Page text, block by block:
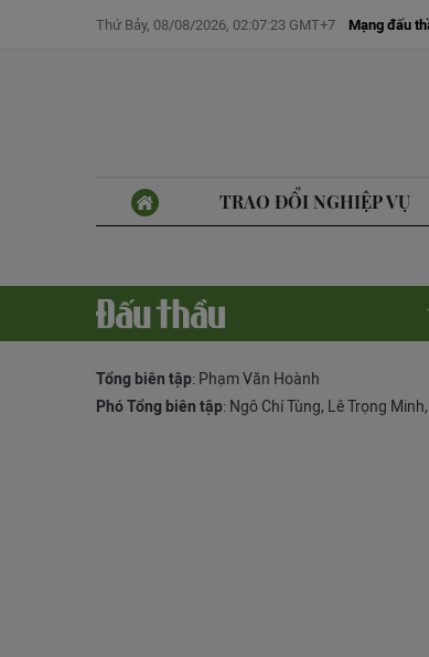
Thứ Bảy, 08/08/2026, 02:07:23 GMT+7 Mạng đấu
TRAO ĐỔI NGHIỆP VỤ
Tổng biên tập: Phạm Văn Hoành
Phó Tổng biên tập: Ngô Chí Tùng, Lê Trọng Minh,